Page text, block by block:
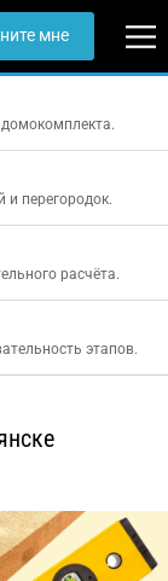
мне
и перегородок.
расчёта.
этапов.